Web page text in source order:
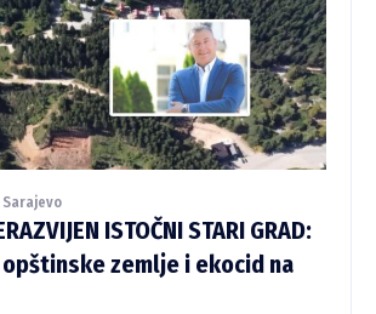
ISTOČNI STARI GRAD:
zemlje i ekocid na